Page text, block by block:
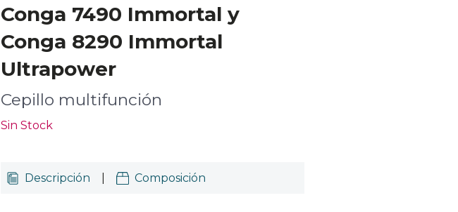
Conga 7490 Immortal y
Conga 8290 Immortal
Ultrapower
Cepillo multifunción
Sin Stock
Descripción Composición